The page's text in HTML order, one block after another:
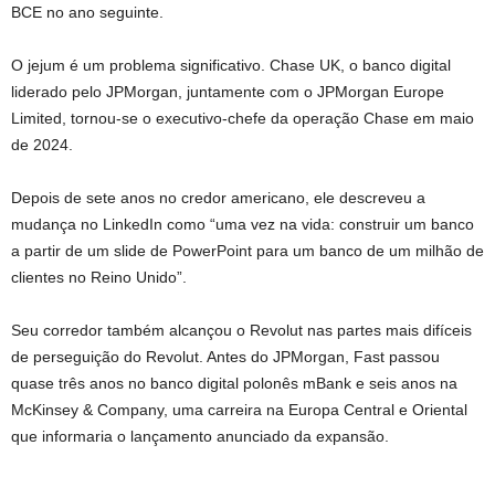
BCE no ano seguinte.
O jejum é um problema significativo. Chase UK, o banco digital
liderado pelo JPMorgan, juntamente com o JPMorgan Europe
Limited, tornou-se o executivo-chefe da operação Chase em maio
de 2024.
Depois de sete anos no credor americano, ele descreveu a
mudança no LinkedIn como “uma vez na vida: construir um banco
a partir de um slide de PowerPoint para um banco de um milhão de
clientes no Reino Unido”.
Seu corredor também alcançou o Revolut nas partes mais difíceis
de perseguição do Revolut. Antes do JPMorgan, Fast passou
quase três anos no banco digital polonês mBank e seis anos na
McKinsey & Company, uma carreira na Europa Central e Oriental
que informaria o lançamento anunciado da expansão.